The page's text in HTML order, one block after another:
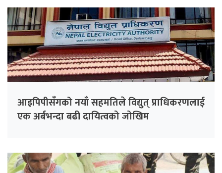
आइपिपीसँगको नयाँ सहमतिले विद्युत् प्राधिकरणलाई
एक अर्बभन्दा बढी दायित्वको जोखिम